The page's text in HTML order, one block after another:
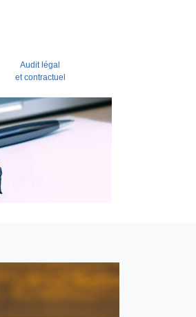
Audit légal
et contractuel